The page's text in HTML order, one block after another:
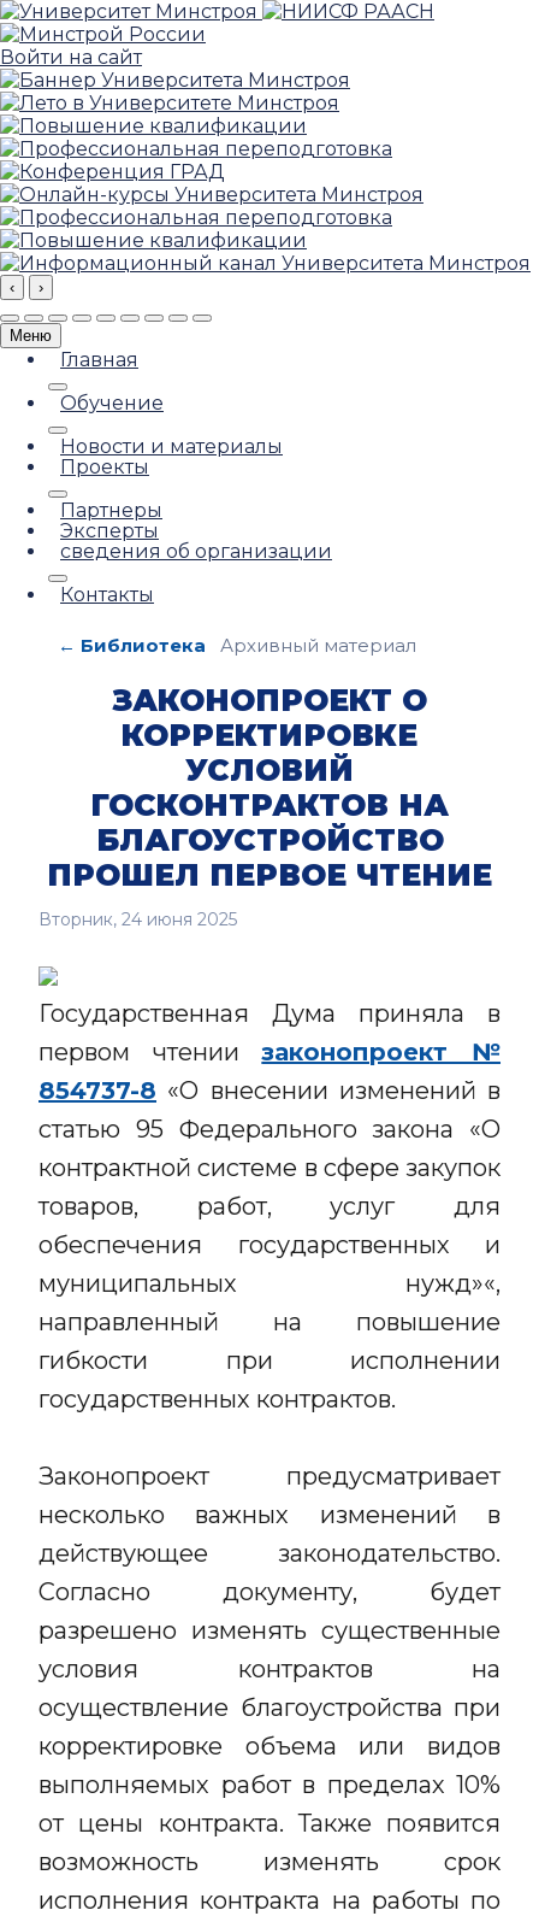
Войти на сайт
‹ ›
Меню
Главная
Обучение
Новости и материалы
Проекты
Партнеры
Эксперты
сведения об организации
Контакты
← Библиотека Архивный материал
ЗАКОНОПРОЕКТ О
КОРРЕКТИРОВКЕ
УСЛОВИЙ
ГОСКОНТРАКТОВ НА
БЛАГОУСТРОЙСТВО
ПРОШЕЛ ПЕРВОЕ ЧТЕНИЕ
Вторник, 24 июня 2025
Государственная Дума приняла в
первом чтениизаконопроект №
854737-8 «О внесении изменений в
статью 95 Федерального закона «О
контрактной системе в сфере закупок
товаров, работ, услуг для
обеспечения государственных и
муниципальных нужд»«,
направленный на повышение
гибкости при исполнении
государственных контрактов.
Законопроект предусматривает
несколько важных изменений в
действующее законодательство.
Согласно документу, будет
разрешено изменять существенные
условия контрактов на
осуществление благоустройства при
корректировке объема или видов
выполняемых работ в пределах 10%
от цены контракта. Также появится
возможность изменять срок
исполнения контракта на работы по